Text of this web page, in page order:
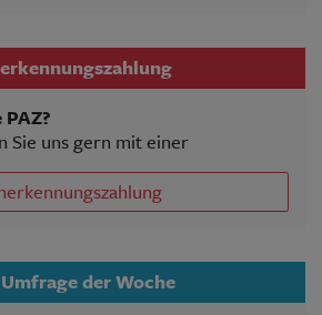
Sie uns gern mit einer
Umfrage der Woche